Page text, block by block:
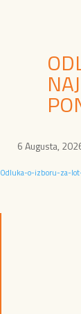
6 Augusta,
Odluka-o-izboru-za-